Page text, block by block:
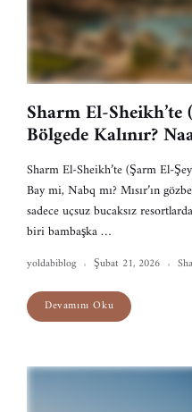
Sharm El-
Bölgede Kalınır?
Sharm El-Sheikh’te (Şarm El-
Bay mi, Nabq mı? Mısır’ın
sadece uçsuz bucaksız
biri bambaşka …
yoldabiblog Şubat 21, 2026
Devamını Oku